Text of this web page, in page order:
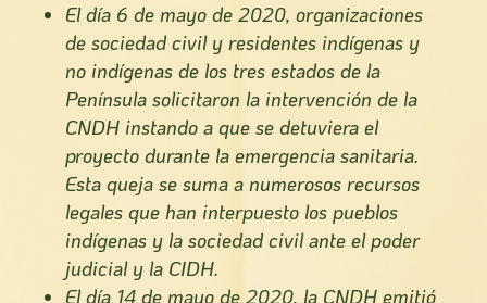
El día 6 de mayo de 2020, organizaciones
de sociedad civil y residentes indígenas y
no indígenas de los tres estados de la
Península solicitaron la intervención de la
CNDH instando a que se detuviera el
proyecto durante la emergencia sanitaria.
Esta queja se suma a numerosos recursos
legales que han interpuesto los pueblos
indígenas y la sociedad civil ante el poder
judicial y la CIDH.
El día 14 de mayo de 2020, la CNDH emitió